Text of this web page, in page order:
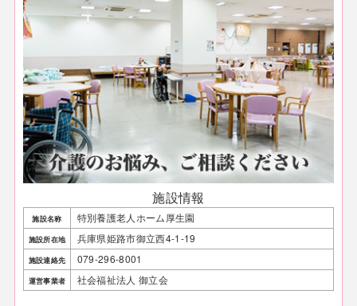
施設情報
施設名称 特別養護老人ホーム厚生園
施設所在地 兵庫県姫路市御立西4-1-19
施設連絡先 079-296-8001
運営事業者 社会福祉法人 御立会